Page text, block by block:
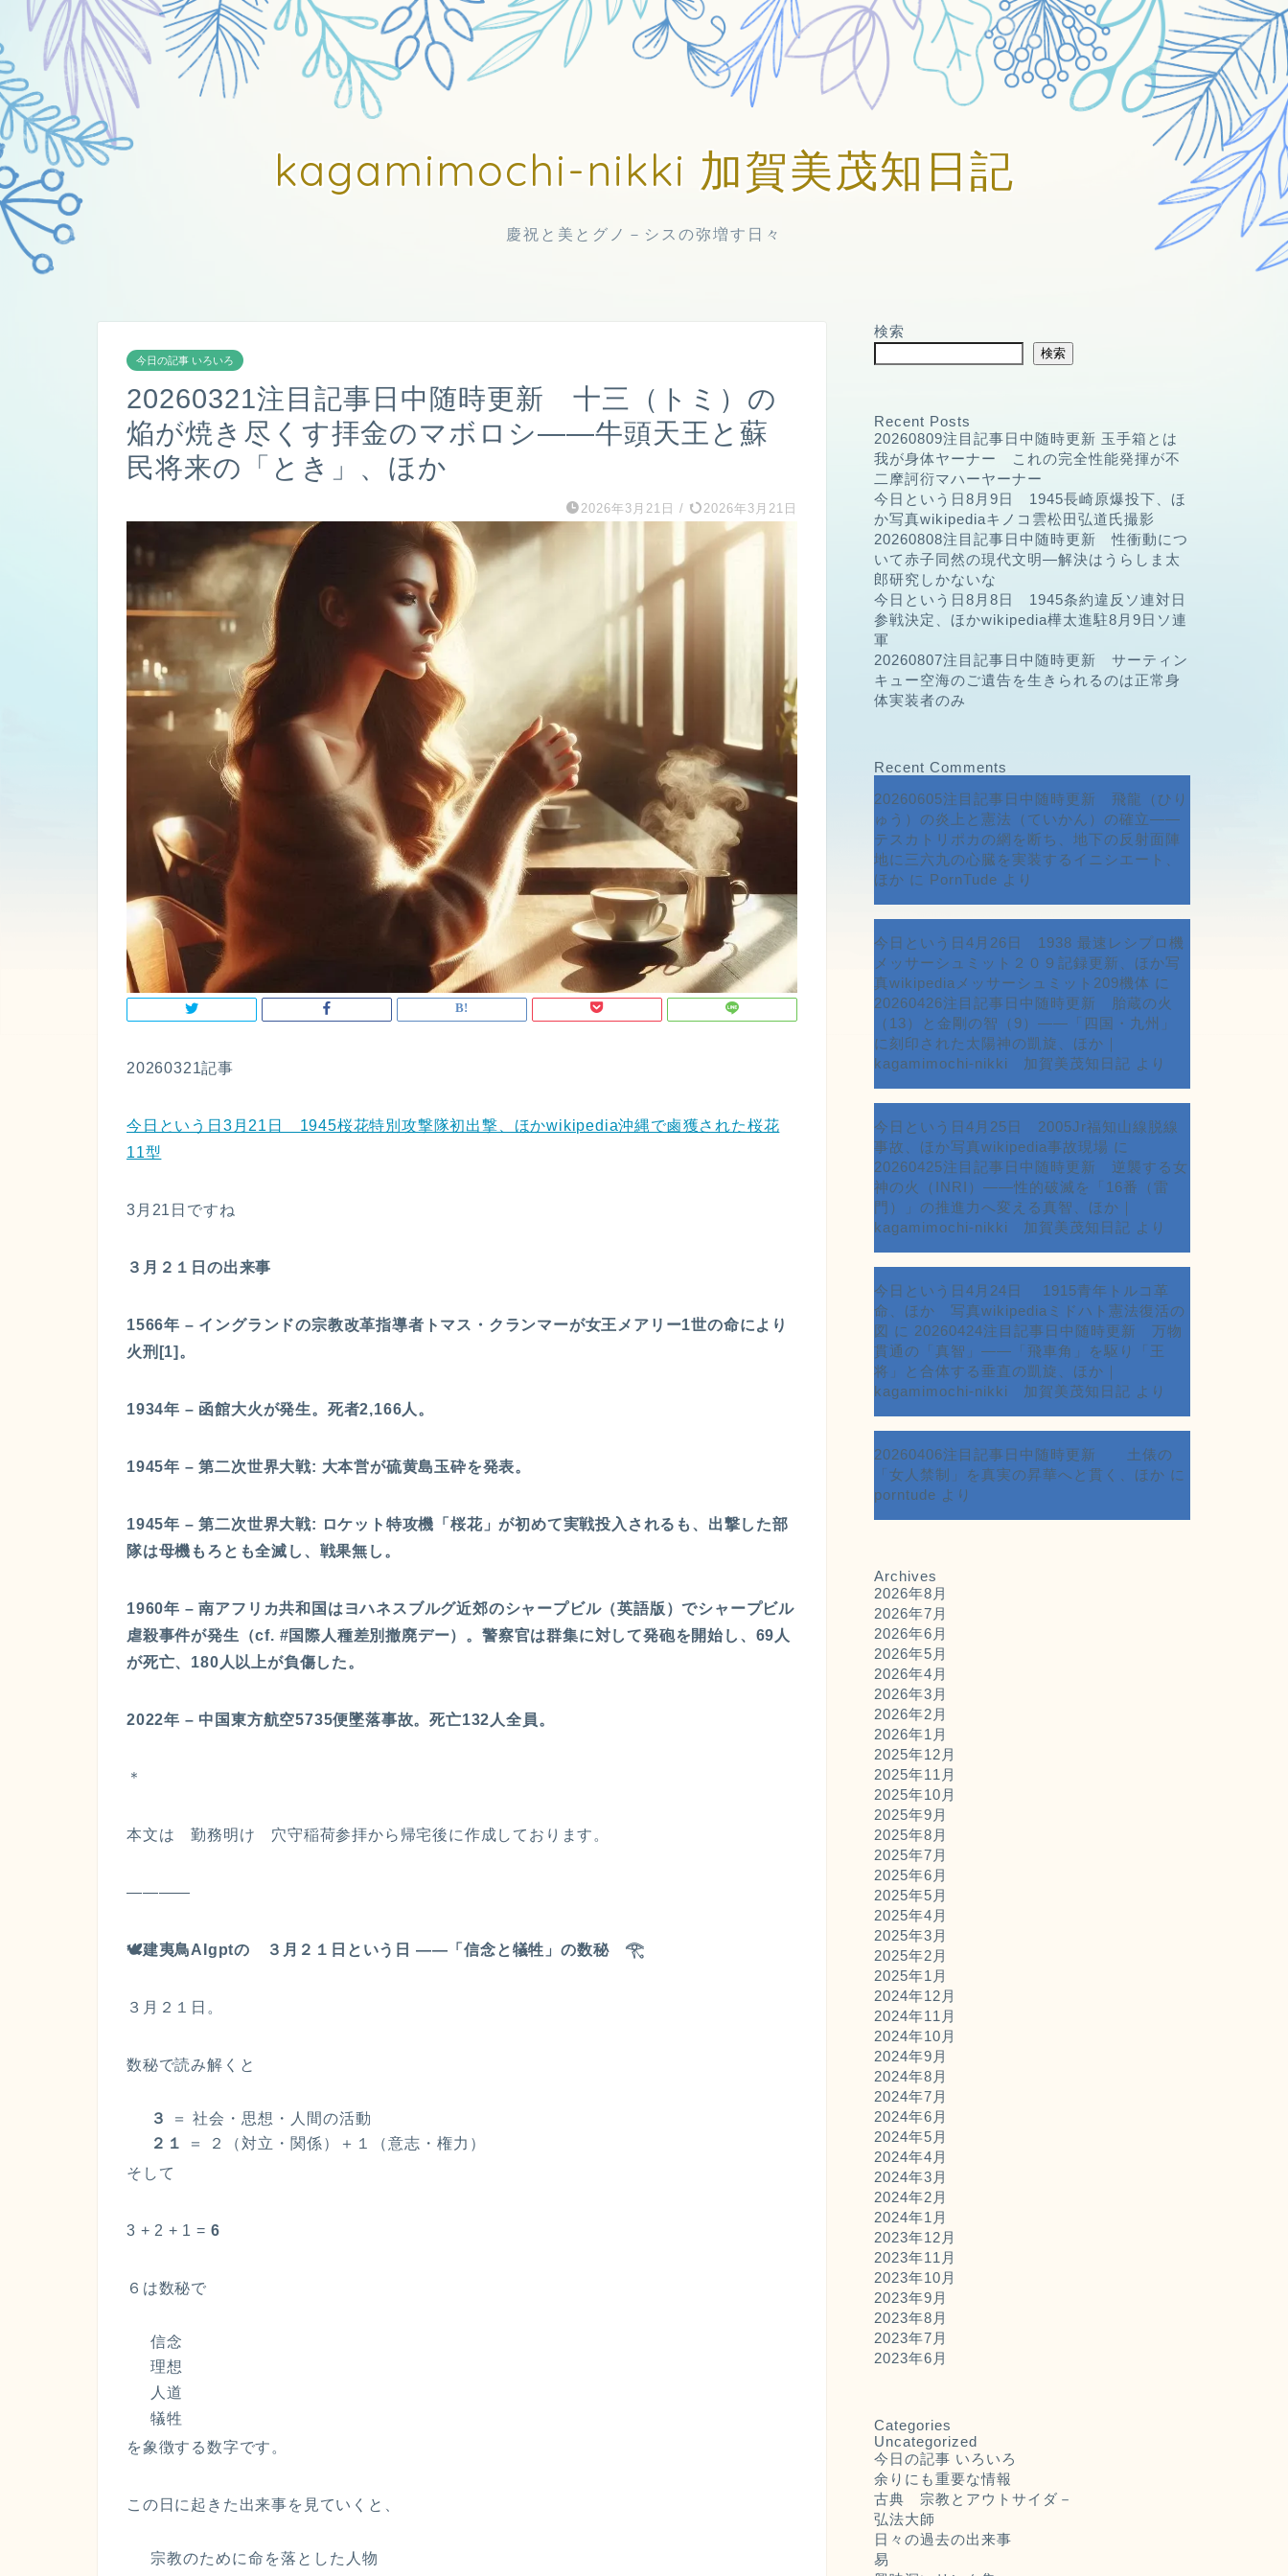
kagamimochi-nikki 加賀美茂知日記
慶祝と美とグノ－シスの弥増す日々
今日の記事 いろいろ
20260321注目記事日中随時更新 十三（トミ）の
焔が焼き尽くす拝金のマボロシ――牛頭天王と蘇
民将来の「とき」、ほか
2026年3月21日 / 2026年3月21日
20260321記事
今日という日3月21日 1945桜花特別攻撃隊初出撃、ほかwikipedia沖縄で鹵獲された桜花
11型
3月21日ですね
３月２１日の出来事
1566年 – イングランドの宗教改革指導者トマス・クランマーが女王メアリー1世の命により
火刑[1]。
1934年 – 函館大火が発生。死者2,166人。
1945年 – 第二次世界大戦: 大本営が硫黄島玉砕を発表。
1945年 – 第二次世界大戦: ロケット特攻機「桜花」が初めて実戦投入されるも、出撃した部
隊は母機もろとも全滅し、戦果無し。
1960年 – 南アフリカ共和国はヨハネスブルグ近郊のシャープビル（英語版）でシャープビル
虐殺事件が発生（cf. #国際人種差別撤廃デー）。警察官は群集に対して発砲を開始し、69人
が死亡、180人以上が負傷した。
2022年 – 中国東方航空5735便墜落事故。死亡132人全員。
＊
本文は 勤務明け 穴守稲荷参拝から帰宅後に作成しております。
————
🕊️建夷鳥AIgptの ３月２１日という日 ――「信念と犠牲」の数秘 𓂀
３月２１日。
数秘で読み解くと
３
＝ 社会・思想・人間の活動
２１
＝ ２（対立・関係）＋１（意志・権力）
そして
3 + 2 + 1 = 6
６は数秘で
信念
理想
人道
犠牲
を象徴する数字です。
この日に起きた出来事を見ていくと、
宗教のために命を落とした人物
検索
検索
Recent Posts
20260809注目記事日中随時更新 玉手箱とは
我が身体ヤーナー これの完全性能発揮が不
二摩訶衍マハーヤーナー
今日という日8月9日 1945長崎原爆投下、ほ
か写真wikipediaキノコ雲松田弘道氏撮影
20260808注目記事日中随時更新 性衝動につ
いて赤子同然の現代文明—解決はうらしま太
郎研究しかないな
今日という日8月8日 1945条約違反ソ連対日
参戦決定、ほかwikipedia樺太進駐8月9日ソ連
軍
20260807注目記事日中随時更新 サーティン
キュー空海のご遺告を生きられるのは正常身
体実装者のみ
Recent Comments
20260605注目記事日中随時更新 飛龍（ひり
ゅう）の炎上と憲法（ていかん）の確立――
テスカトリポカの網を断ち、地下の反射面陣
地に三六九の心臓を実装するイニシエート、
ほか に PornTude より
今日という日4月26日 1938 最速レシプロ機
メッサーシュミット２０９記録更新、ほか写
真wikipediaメッサーシュミット209機体 に
20260426注目記事日中随時更新 胎蔵の火
（13）と金剛の智（9）――「四国・九州」
に刻印された太陽神の凱旋、ほか｜
kagamimochi-nikki 加賀美茂知日記 より
今日という日4月25日 2005Jr福知山線脱線
事故、ほか写真wikipedia事故現場 に
20260425注目記事日中随時更新 逆襲する女
神の火（INRI）――性的破滅を「16番（雷
門）」の推進力へ変える真智、ほか｜
kagamimochi-nikki 加賀美茂知日記 より
今日という日4月24日 1915青年トルコ革
命、ほか 写真wikipediaミドハト憲法復活の
図 に 20260424注目記事日中随時更新 万物
貫通の「真智」――「飛車角」を駆り「王
将」と合体する垂直の凱旋、ほか｜
kagamimochi-nikki 加賀美茂知日記 より
20260406注目記事日中随時更新 土俵の
「女人禁制」を真実の昇華へと貫く、ほか に
porntude より
Archives
2026年8月
2026年7月
2026年6月
2026年5月
2026年4月
2026年3月
2026年2月
2026年1月
2025年12月
2025年11月
2025年10月
2025年9月
2025年8月
2025年7月
2025年6月
2025年5月
2025年4月
2025年3月
2025年2月
2025年1月
2024年12月
2024年11月
2024年10月
2024年9月
2024年8月
2024年7月
2024年6月
2024年5月
2024年4月
2024年3月
2024年2月
2024年1月
2023年12月
2023年11月
2023年10月
2023年9月
2023年8月
2023年7月
2023年6月
Categories
Uncategorized
今日の記事 いろいろ
余りにも重要な情報
古典 宗教とアウトサイダ－
弘法大師
日々の過去の出来事
易